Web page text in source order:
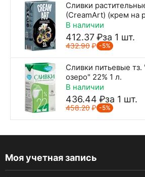
Сливки
(CreamArt) (крем на
маслах) 33%, 1 л
В наличии
412.37₽за 1 шт.
432.90₽ -5%
Сливки питьевые тз.
озеро" 22% 1 л.
В наличии
436.44 ₽за 1 шт.
458.20₽ -5%
Моя учетная запись